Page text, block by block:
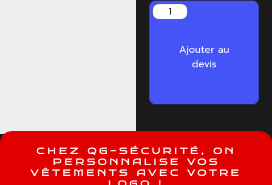
Ajouter au
devis
C H E Z Q G - S É C U R I T É , O N
P E R S O N N A L I S E VO S
V Ê T E M E N T S A V E C VO T R E